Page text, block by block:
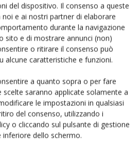
del dispositivo. Il consenso a queste
e ai nostri partner di elaborare
durante la navigazione
sito e di mostrare annunci (non)
o ritirare il consenso può
alcune caratteristiche e funzioni.
a quanto sopra o per fare
scelte saranno applicate solamente a
le impostazioni in qualsiasi
del consenso, utilizzando i
o cliccando sul pulsante di gestione
dello schermo.
portate maggiori e di
potenzialmente più
radio a frequenze sub-GHz
multi-banda e con
una vasta gamma di
flessibile dei pacchetti e al
in grado di soddisfare i
comuni nella banda Ism
Rf la flessibilità di una radio
aiuto nello sviluppo di un